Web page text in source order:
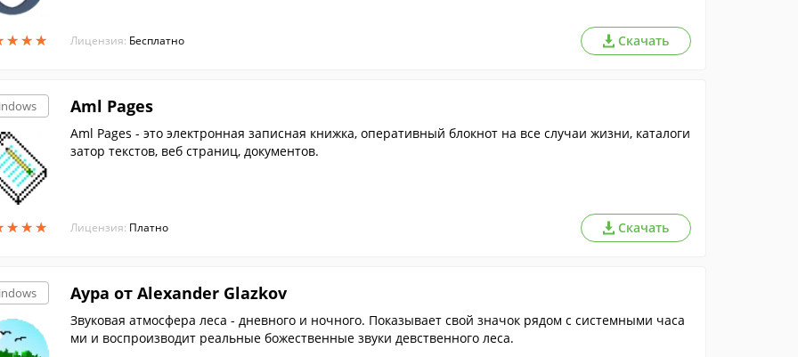
★★★
★★★ Лицензия: Бесплатно Скачать
★★★
★★★
Aml Pages
Aml Pages - это электронная записная книжка, оперативный блокнот на все случаи жизни, каталоги
затор текстов, веб страниц, документов.
Лицензия: Платно Скачать
Аура от Alexander Glazkov
Звуковая атмосфера леса - дневного и ночного. Показывает свой значок рядом с системными часа
ми и воспроизводит реальные божественные звуки девственного леса.